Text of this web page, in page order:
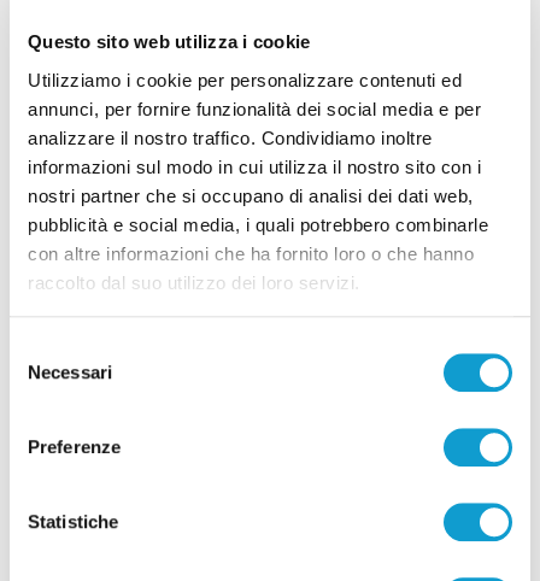
Questo sito web utilizza i cookie
Utilizziamo i cookie per personalizzare contenuti ed
annunci, per fornire funzionalità dei social media e per
analizzare il nostro traffico. Condividiamo inoltre
informazioni sul modo in cui utilizza il nostro sito con i
nostri partner che si occupano di analisi dei dati web,
pubblicità e social media, i quali potrebbero combinarle
con altre informazioni che ha fornito loro o che hanno
raccolto dal suo utilizzo dei loro servizi.
delNecessari
Preferenze
Statistiche
Settore Giovanile Academy - Alessandro Re, da
Castelfidardo al Latina Calcio
di Rossella Luciani